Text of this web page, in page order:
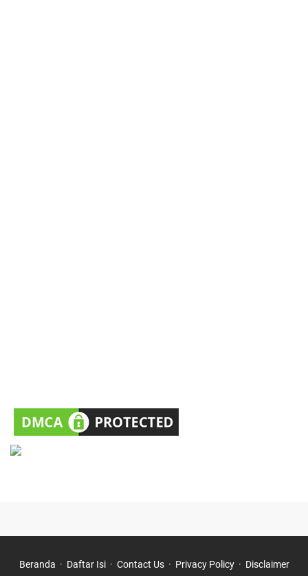
Beranda Daftar Isi Contact Us Privacy Policy Disclaimer